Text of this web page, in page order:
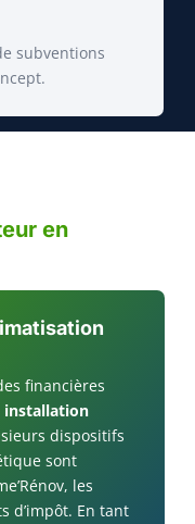
subventions
en
financières
installation
dispositifs
sont
les
d’impôt. En tant